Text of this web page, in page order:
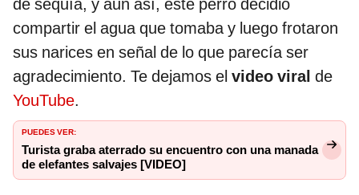
compartir el agua que tomaba y luego frotaron
sus narices en señal de lo que parecía ser
agradecimiento. Te dejamos el video viral de
YouTube.
PUEDES VER:
Turista graba aterrado su encuentro con una manada
de elefantes salvajes [VIDEO]